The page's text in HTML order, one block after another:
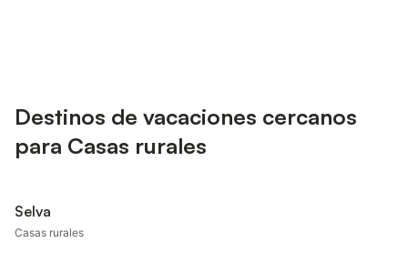
Destinos de vacaciones cercanos
para Casas rurales
Selva
Casas rurales